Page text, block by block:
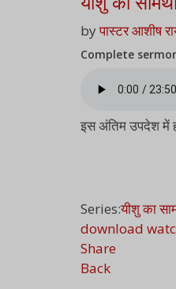
byपास्टर आशीष
Complete
इस अंतिम उपदेश में
Series:यीशु का
download
Share
Back